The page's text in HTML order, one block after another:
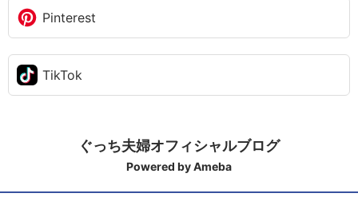
Pinterest
TikTok
ぐっち夫婦オフィシャルブログ
Powered by Ameba